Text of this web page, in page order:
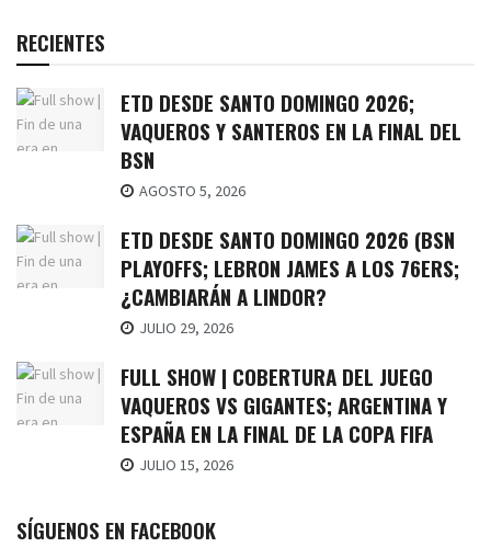
RECIENTES
ETD DESDE SANTO DOMINGO 2026;
VAQUEROS Y SANTEROS EN LA FINAL DEL
BSN
AGOSTO 5, 2026
ETD DESDE SANTO DOMINGO 2026 (BSN
PLAYOFFS; LEBRON JAMES A LOS 76ERS;
¿CAMBIARÁN A LINDOR?
JULIO 29, 2026
FULL SHOW | COBERTURA DEL JUEGO
VAQUEROS VS GIGANTES; ARGENTINA Y
ESPAÑA EN LA FINAL DE LA COPA FIFA
JULIO 15, 2026
SÍGUENOS EN FACEBOOK